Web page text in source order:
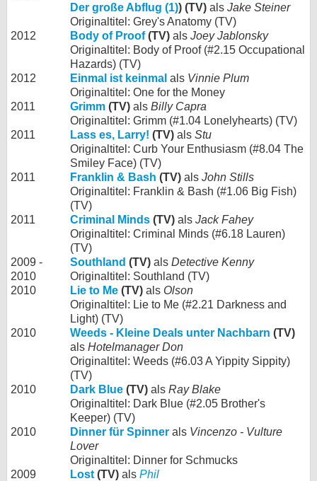
Der große Abflug (1)) (TV) als Jake Steiner
Originaltitel: Grey's Anatomy (TV)
2012
Body of Proof(TV) als Joey Jablonsky
Originaltitel: Body of Proof (#2.15 Occupational
Hazards) (TV)
2012
Einmal ist keinmal als Vinnie Plum
Originaltitel: One for the Money
2011
Grimm (TV) als Billy Capra
Originaltitel: Grimm (#1.04 Lonelyhearts) (TV)
2011
Lass es, Larry! (TV) als Stu
Originaltitel: Curb Your Enthusiasm (#8.04 The
Smiley Face) (TV)
2011
Franklin & Bash (TV) als John Stills
Originaltitel: Franklin & Bash (#1.06 Big Fish)
(TV)
2011
Criminal Minds (TV) als Jack Fahey
Originaltitel: Criminal Minds (#6.18 Lauren)
(TV)
2009 -
2010
Southland (TV) als Detective Kenny
Originaltitel: Southland (TV)
2010
Lie to Me (TV) als Olson
Originaltitel: Lie to Me (#2.21 Darkness and
Light) (TV)
2010
Weeds - Kleine Deals unter Nachbarn (TV)
als Hotelmanager Don
Originaltitel: Weeds (#6.03 A Yippity Sippity)
(TV)
2010
Dark Blue (TV) als Ray Blake
Originaltitel: Dark Blue (#2.05 Brother's
Keeper) (TV)
2010
Dinner für Spinner als Vincenzo - Vulture
Lover
Originaltitel: Dinner for Schmucks
2009
Lost (TV) als Phil